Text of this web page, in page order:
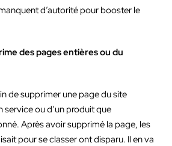
d’autorité pour booster le
des pages entières ou du
de supprimer une page du site
service ou d’un produit que
Après avoir supprimé la page, les
pour se classer ont disparu. Il en va